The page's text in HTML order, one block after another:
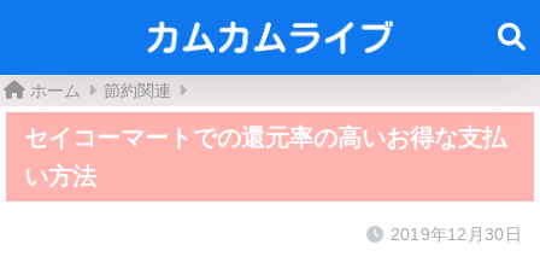
ホーム 節約関連
セイコーマートでの還元率の高いお得な支払
い方法
2019年12月30日